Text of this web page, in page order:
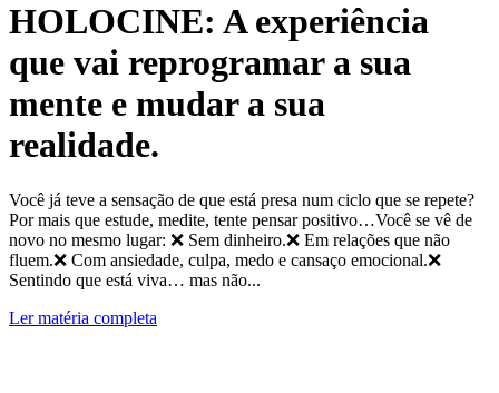
HOLOCINE: A experiência
que vai reprogramar a sua
mente e mudar a sua
realidade.
Você já teve a sensação de que está presa num ciclo que se repete?
Por mais que estude, medite, tente pensar positivo…Você se vê de
novo no mesmo lugar: ❌ Sem dinheiro.❌ Em relações que não
fluem.❌ Com ansiedade, culpa, medo e cansaço emocional.❌
Sentindo que está viva… mas não...
Ler matéria completa